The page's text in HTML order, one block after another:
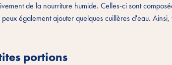
de la nourriture humide. Celles-ci sont
également ajouter quelques cuillères d'eau.
portions